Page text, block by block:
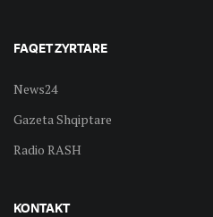
FAQET ZYRTARE
News24
Gazeta Shqiptare
Radio RASH
KONTAKT